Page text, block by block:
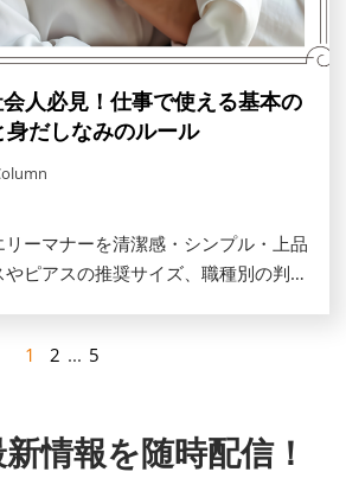
会人必見！仕事で使える基本の
だしなみのルール
ーマナーを清潔感・シンプル・上品
ピアスの推奨サイズ、職種別の判断
します。
1 2 ... 5
新情報を随時配信！